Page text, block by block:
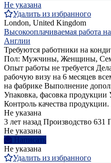
Не указана
Удалить из избранного
London, United Kingdom
Высокооплачиваемая работа
Англии
Требуются работники на
Пол: Мужчины, Женщины,
Опыт работы не требуется
рабочую визу на 6 месяцев
на фабрике Выполнение
Упаковка, фасовка продукции
Контроль качества
Не указана
3 лет назад Производство 631
Не указана
Написать
Не указана
Удалить из избранного